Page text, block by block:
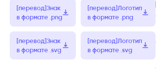
[перевод]Знак
в формате .png
[перевод]Логотип
в формате .png
[перевод]Знак
в формате .svg
[перевод]Логотип
в формате .svg